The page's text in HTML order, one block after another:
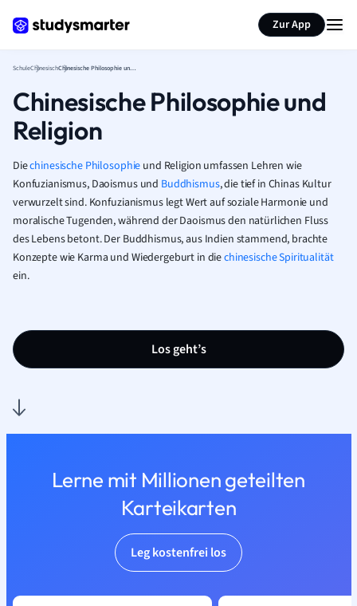
Zur App
SchuleChinesisch Chinesische Philosophie und Religion
Chinesische Philosophie und
Religion
Diechinesische Philosophie und Religion umfassen Lehren wie
Konfuzianismus, Daoismus und Buddhismus, die tief in Chinas Kultur
verwurzelt sind. Konfuzianismus legt Wert auf soziale Harmonie und
moralische Tugenden, während der Daoismus den natürlichen Fluss
des Lebens betont. Der Buddhismus, aus Indien stammend, brachte
Konzepte wie Karma und Wiedergeburt in diechinesische Spiritualität
ein.
Los geht’s
Lerne mit Millionen geteilten
Karteikarten
Leg kostenfrei los
Seite zusammenfassen